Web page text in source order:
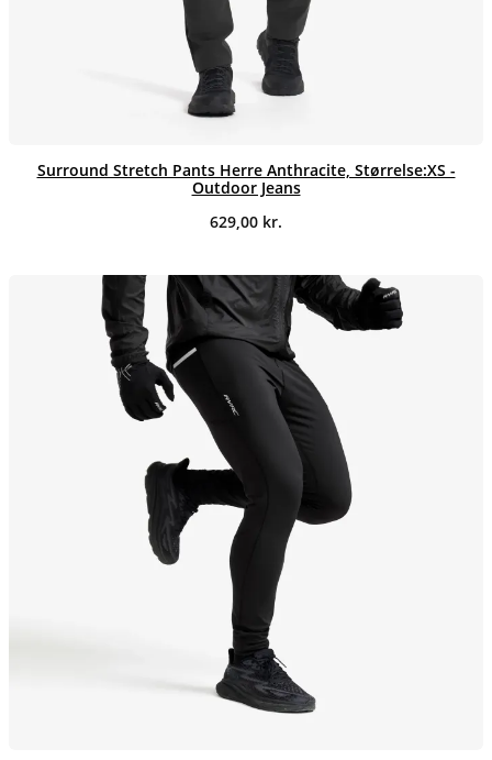
Surround Stretch Pants Herre Anthracite, Størrelse:XS -
Outdoor Jeans
629,00 kr.